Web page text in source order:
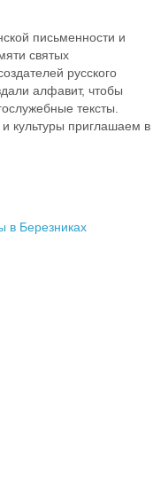
письменности и
святых
русского
алфавит, чтобы
тексты.
культуры приглашаем в
в Березниках